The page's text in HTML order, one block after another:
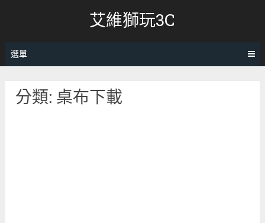
艾維獅玩3C
選單
分類: 桌布下載